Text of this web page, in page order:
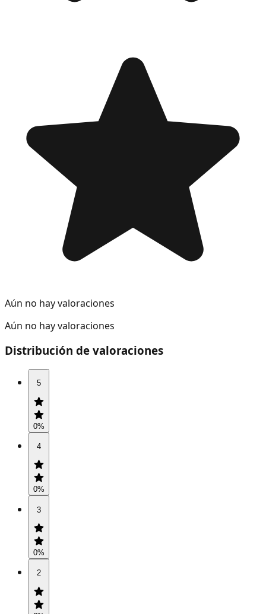
Aún no hay valoraciones
Aún no hay valoraciones
Distribución de valoraciones
5
0%
4
0%
3
0%
2